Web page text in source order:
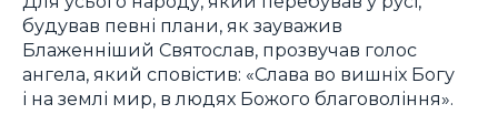
будував певні плани, як зауважив
Блаженніший Святослав, прозвучав голос
ангела, який сповістив: «Слава во вишніх Богу
і на землі мир, в людях Божого благовоління».